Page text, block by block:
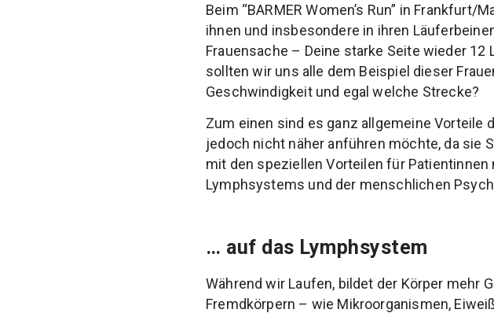
Beim “BARMER Women’s Run” in
ihnen und insbesondere in ihren
Frauensache – Deine starke Seite wieder
sollten wir uns alle dem Beispiel dieser
Geschwindigkeit und egal welche Strecke?
Zum einen sind es ganz allgemeine Vorteile
jedoch nicht näher anführen möchte, da sie
mit den speziellen Vorteilen für
Lymphsystems und der menschlichen
… auf das Lymphsystem
Während wir Laufen, bildet der Körper mehr
Fremdkörpern – wie Mikroorganismen,